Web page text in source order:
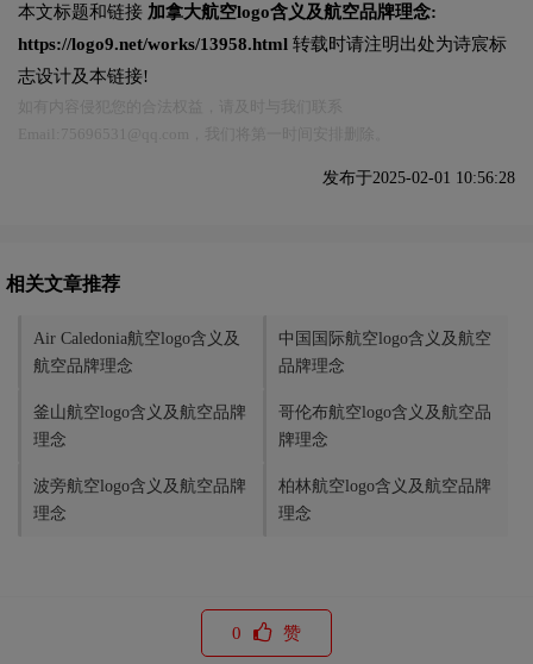
本文标题和链接 加拿大航空logo含义及航空品牌理念:
https://logo9.net/works/13958.html 转载时请注明出处为诗宸标
志设计及本链接!
发布于2025-02-01 10:56:28
相关文章推荐
Air Caledonia航空logo含义及
航空品牌理念
中国国际航空logo含义及航空
品牌理念
釜山航空logo含义及航空品牌
理念
哥伦布航空logo含义及航空品
牌理念
波旁航空logo含义及航空品牌
理念
柏林航空logo含义及航空品牌
理念
0 赞